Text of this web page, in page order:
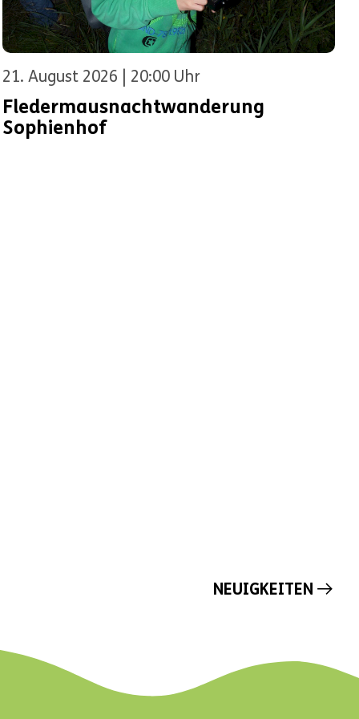
21. August 2026 | 20:00 Uhr
Fledermausnachtwanderung
Sophienhof
NEUIGKEITEN